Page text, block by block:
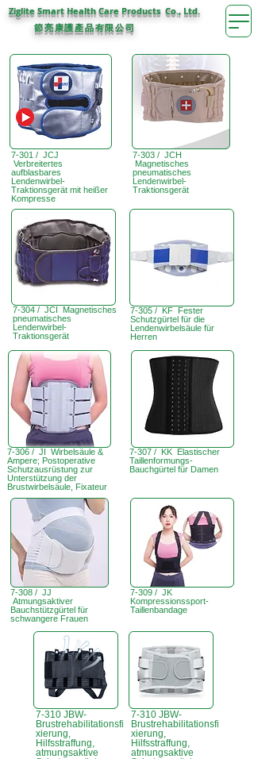
Ziglite Smart Health Care Products Co., Ltd.
節亮康護產品有限公司
7-301 / JCJ
Verbreitertes
aufblasbares
Lendenwirbel-
Traktionsgerät mit heißer
Kompresse
7-303 / JCH
Magnetisches
pneumatisches
Lendenwirbel-
Traktionsgerät
7-304 / JCI Magnetisches
pneumatisches
Lendenwirbel-
Traktionsgerät
7-305 / KF Fester
Schutzgürtel für die
Lendenwirbelsäule für
Herren
7-306 / JI Wirbelsäule &
Ampere; Postoperative
Schutzausrüstung zur
Unterstützung der
Brustwirbelsäule, Fixateur
7-307 / KK Elastischer
Taillenformungs-
Bauchgürtel für Damen
7-308 / JJ
Atmungsaktiver
Bauchstützgürtel für
schwangere Frauen
7-309 / JK
Kompressionssport-
Taillenbandage
7-310 JBW-
Brustrehabilitationsfi
xierung,
Hilfsstraffung,
atmungsaktive
7-310 JBW-
Brustrehabilitationsfi
xierung,
Hilfsstraffung,
atmungsaktive